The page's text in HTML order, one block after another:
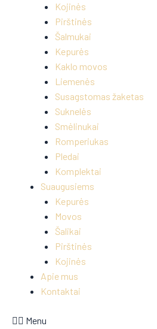
Kojinės
Pirštinės
Šalmukai
Kepurės
Kaklo movos
Liemenės
Susagstomas žaketas
Suknelės
Smėlinukai
Romperiukas
Pledai
Komplektai
Suaugusiems
Kepurės
Movos
Šalikai
Pirštinės
Kojinės
Apie mus
Kontaktai
Menu